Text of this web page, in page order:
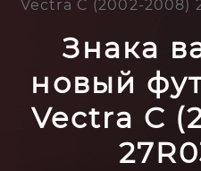
Vectra C (2002-2008)
Знака
новый
Vectra C